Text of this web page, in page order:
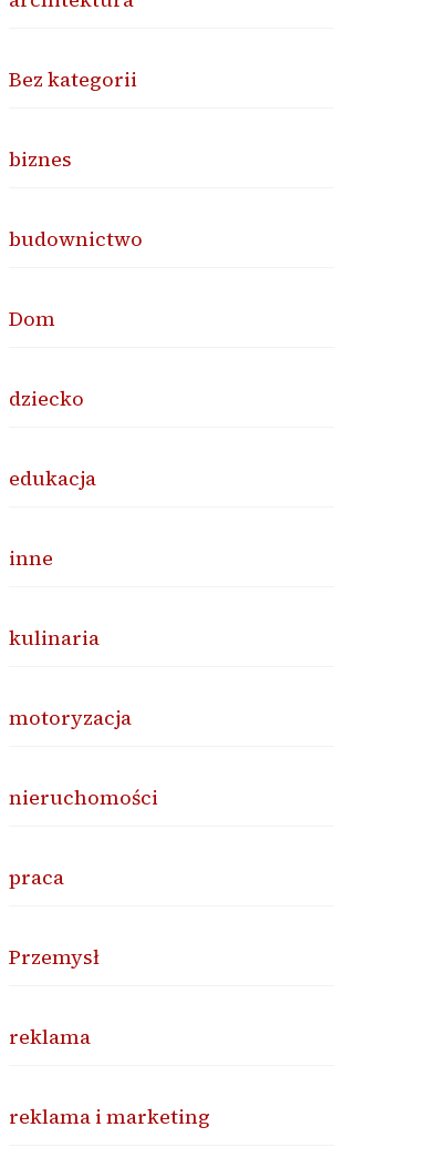
Bez kategorii
biznes
budownictwo
Dom
dziecko
edukacja
inne
kulinaria
motoryzacja
nieruchomości
praca
Przemysł
reklama
reklama i marketing